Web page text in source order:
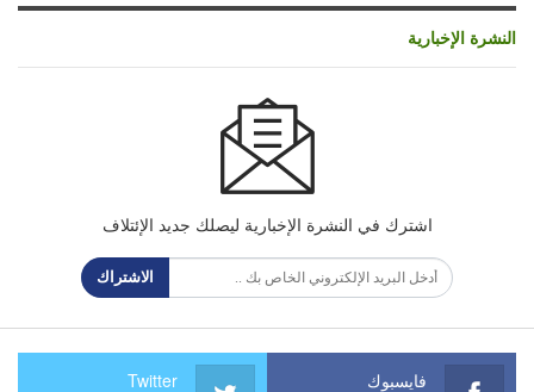
النشرة الإخبارية
اشترك في النشرة الإخبارية ليصلك جديد الإئتلاف
الاشتراك
فايسبوك Twitter